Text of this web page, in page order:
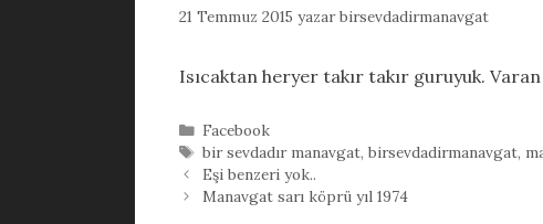
21 Temmuz 2015 yazarbirsevdadirmanavgat
Isıcaktan heryer takır takır guruyuk.
Kategoriler
Facebook
Etiketler
bir sevdadır manavgat,birsevdadirmanavgat,
Eşi benzeri yok..
Manavgat sarı köprü yıl 1974